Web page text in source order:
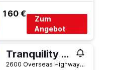
160 €
Zum
Angebot
Tranquility Bay Beachfront Resort
2600 Overseas Highway, Marathon, FL, USA